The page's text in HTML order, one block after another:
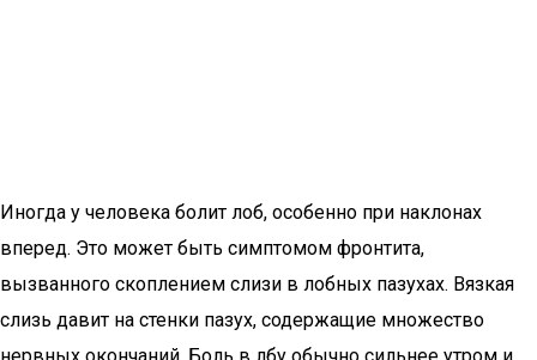
Иногда у человека болит лоб, особенно при наклонах
вперед. Это может быть симптомом фронтита,
вызванного скоплением слизи в лобных пазухах. Вязкая
слизь давит на стенки пазух, содержащие множество